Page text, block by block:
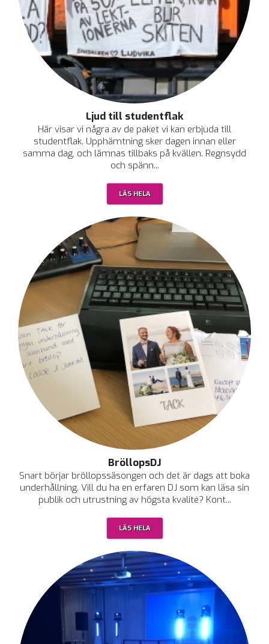
Ljud till studentflak
Här visar vi några av de paket vi kan erbjuda till
studentflak. Upphämtning sker dagen innan eller
samma dag, och lämnas tillbaks på kvällen. Regnsydd
och spänn...
LÄS HELA
BröllopsDJ
Snart börjar bröllopssäsongen och det är dags att boka
underhållning. Vill du ha en erfaren DJ som kan läsa sin
publik och utrustning av högsta kvalité? Kont...
LÄS HELA